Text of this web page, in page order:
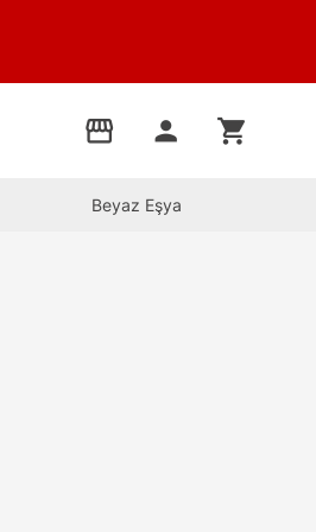
storefront person shopping_cart
Beyaz Eşya